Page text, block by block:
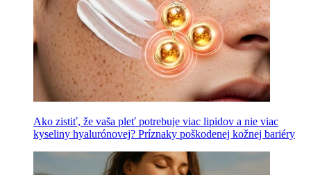
Ako zistiť, že vaša pleť potrebuje viac lipidov a nie viac
kyseliny hyalurónovej? Príznaky poškodenej kožnej bariéry